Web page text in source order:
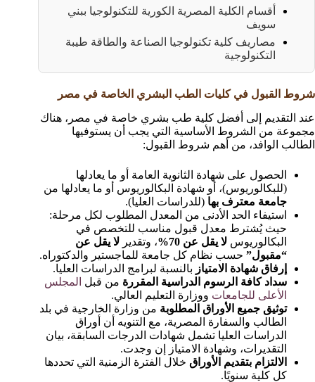
أقسام الكلية المصرية الكورية للتكنولوجيا ببني
سويف
مصاريف كلية تكنولوجيا الصناعة والطاقة طيبة
التكنولوجية
شروط القبول في كليات الطب البشري الخاصة في مصر
عند التقديم إلى أفضل كلية طب بشري خاصة في مصر، هناك
مجموعة من الشروط الأساسية التي يجب أن يستوفيها
الطالب الوافد، من أهم شروط القبول:
الحصول على شهادة الثانوية العامة أو ما يعادلها
(للبكالوريوس)، أو شهادة البكالوريوس أو ما يعادلها من
جامعة معترف بها (للدراسات العليا).
استيفاء الحد الأدنى من المعدل المطلوب لكل مرحلة:
حيث يُشترط معدل قبول مناسب للتخصص في
البكالوريوس لا يقل عن 70% ، وتقدير لا يقل عن
“مقبول” حسب نظام كل جامعة للماجستير والدكتوراه.
إرفاق شهادة الامتياز بالنسبة لبرامج الدراسات العليا.
سداد كافة الرسوم الدراسية المقررة من قبل المجلس
الأعلى للجامعات ووزارة التعليم العالي.
توثيق جميع الأوراق المطلوبة من وزارة الخارجية في بلد
الطالب والسفارة المصرية، مع التنويه أن أوراق
الدراسات العليا تشمل شهادات الدرجات السابقة، بيان
التقديرات، وشهادة الامتياز إن وجدت.
الالتزام بتقديم الأوراق خلال الفترة الزمنية التي تحددها
كل كلية سنويًا.